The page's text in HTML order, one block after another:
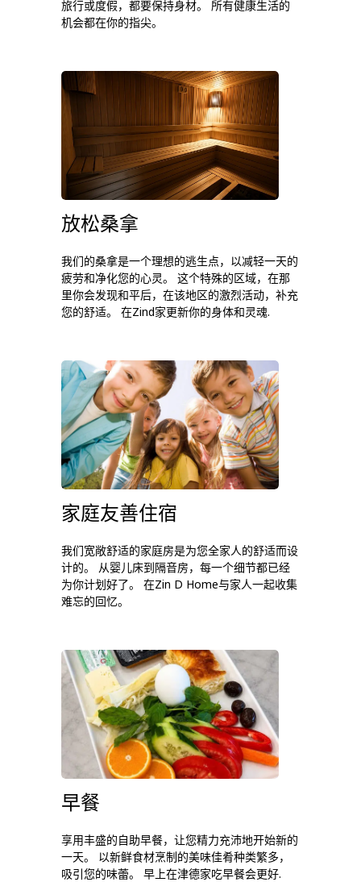
旅行或度假，都要保持身材。 所有健康生活的
机会都在你的指尖。
放松桑拿
我们的桑拿是一个理想的逃生点，以减轻一天的
疲劳和净化您的心灵。 这个特殊的区域，在那
里你会发现和平后，在该地区的激烈活动，补充
您的舒适。 在Zind家更新你的身体和灵魂.
家庭友善住宿
我们宽敞舒适的家庭房是为您全家人的舒适而设
计的。 从婴儿床到隔音房，每一个细节都已经
为你计划好了。 在Zin D Home与家人一起收集
难忘的回忆。
早餐
享用丰盛的自助早餐，让您精力充沛地开始新的
一天。 以新鲜食材烹制的美味佳肴种类繁多，
吸引您的味蕾。 早上在津德家吃早餐会更好.